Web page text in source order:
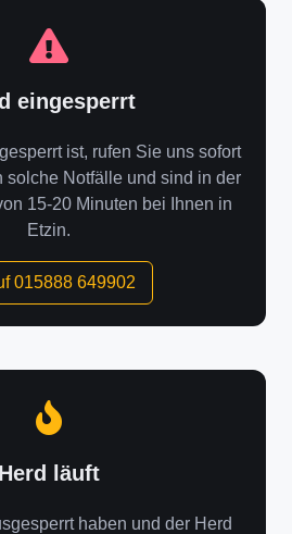
eingesperrt
ist, rufen Sie uns sofort
solche Notfälle und sind in der
15-20 Minuten bei Ihnen in
Etzin.
015888 649902
Herd läuft
haben und der Herd